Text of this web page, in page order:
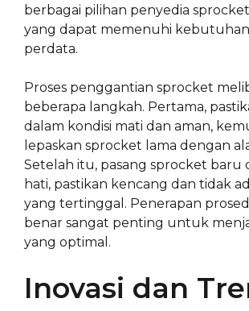
berbagai pilihan penyedia
yang dapat memenuhi
perdata.
Proses penggantian sprocket
beberapa langkah. Pertama,
dalam kondisi mati dan aman,
lepaskan sprocket lama dengan
Setelah itu, pasang sprocket baru
hati, pastikan kencang dan tidak
yang tertinggal. Penerapan
benar sangat penting untuk
yang optimal.
Inovasi dan